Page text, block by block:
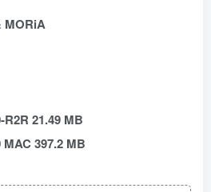
MORiA
21.49 MB
397.2 MB